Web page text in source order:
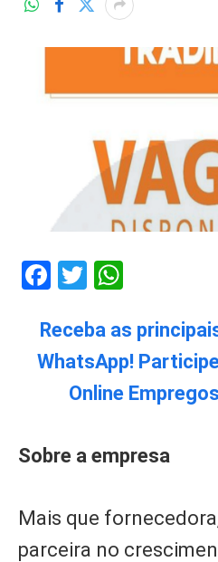
Facebook
Twitter
Receba as
WhatsApp!
Online
Sobre a empresa
Mais que
parceira no